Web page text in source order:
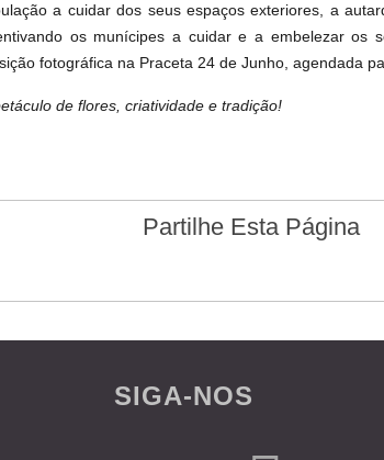
a cuidar dos seus espaços exteriores, a
os munícipes a cuidar e a embelezar os
fotográfica na Praceta 24 de Junho, agendada
de flores, criatividade e tradição!
Partilhe Esta Página
SIGA-NOS